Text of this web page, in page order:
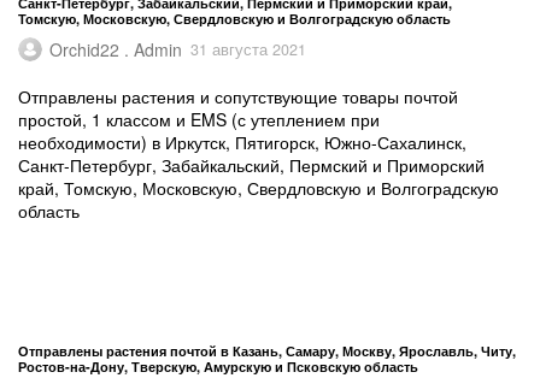
Томскую, Московскую, Свердловскую и Волгоградскую область
Orchid22 . Admin 31 августа 2021
Отправлены растения и сопутствующие товары почтой
простой, 1 классом и EMS (с утеплением при
необходимости) в Иркутск, Пятигорск, Южно-Сахалинск,
Санкт-Петербург, Забайкальский, Пермский и Приморский
край, Томскую, Московскую, Свердловскую и Волгоградскую
область
Отправлены растения почтой в Казань, Самару, Москву, Ярославль, Читу,
Ростов-на-Дону, Тверскую, Амурскую и Псковскую область